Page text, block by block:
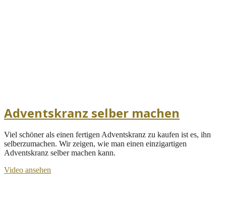
Adventskranz selber machen
Viel schöner als einen fertigen Adventskranz zu kaufen ist es, ihn
selberzumachen. Wir zeigen, wie man einen einzigartigen
Adventskranz selber machen kann.
Video ansehen